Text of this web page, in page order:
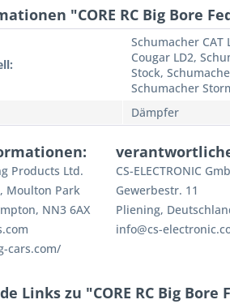
"CORE RC Big Bore
Schumacher CAT
Cougar LD2,
Stock,
Schumacher
Dämpfer
Products Ltd.
Moulton Park
NN3 6AX
cars.com/
CS-ELECTRONIC
Gewerbestr. 11
Pliening,
info@cs-
Links zu "CORE RC Big Bore